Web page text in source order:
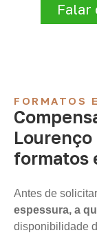
Falar
FORMATOS
formatos
Antes de
espessura, a
disponibilidade